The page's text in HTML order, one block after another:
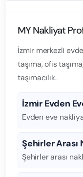
MY Nakliyat
İzmir merkezli
taşıma, ofis
taşımacılık.
İzmir Evden
Evden eve
Şehirler Arası
Şehirler arası